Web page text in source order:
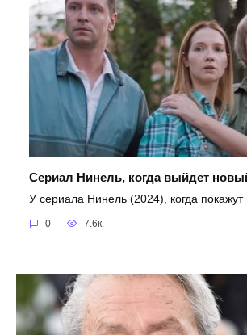
Сериал Нинель, когда выйдет
У сериала Нинель (2024), когда
0 7.6к.